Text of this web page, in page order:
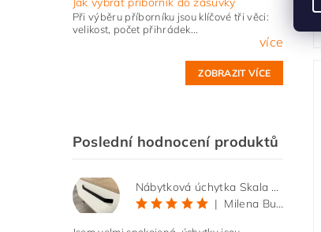
Při výběru příborníku jsou klíčové tři věci:
velikost, počet přihrádek...
více
ZOBRAZIT VÍCE
Poslední hodnocení produktů
Nábytková úchytka Skala černá matná
|
Milena Bučková